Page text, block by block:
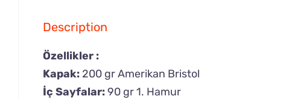
Description
Özellikler :
Kapak: 200 gr Amerikan Bristol
İç Sayfalar:90 gr 1. Hamur